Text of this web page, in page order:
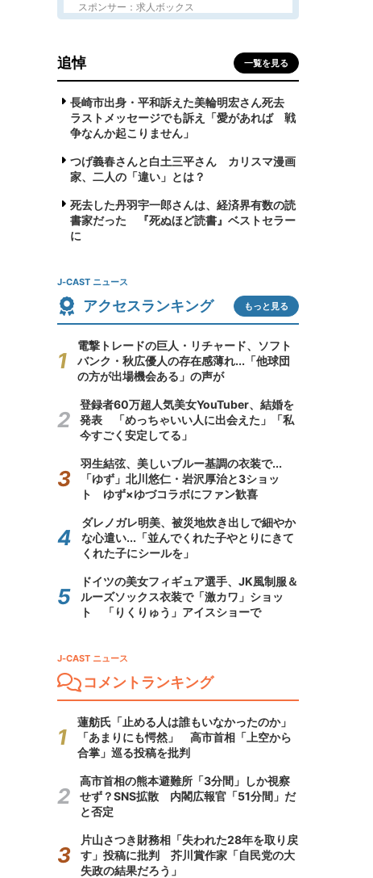
スポンサー：求人ボックス
追悼 一覧を見る
長崎市出身・平和訴えた美輪明宏さん死去
ラストメッセージでも訴え「愛があれば 戦
争なんか起こりません」
つげ義春さんと白土三平さん カリスマ漫画
家、二人の「違い」とは？
死去した丹羽宇一郎さんは、経済界有数の読
書家だった 『死ぬほど読書』ベストセラー
に
J-CAST ニュース
アクセスランキング もっと見る
電撃トレードの巨人・リチャード、ソフト
バンク・秋広優人の存在感薄れ...「他球団
の方が出場機会ある」の声が
登録者60万超人気美女YouTuber、結婚を
発表 「めっちゃいい人に出会えた」「私
今すごく安定してる」
羽生結弦、美しいブルー基調の衣装で...
「ゆず」北川悠仁・岩沢厚治と3ショッ
ト ゆず×ゆづコラボにファン歓喜
ダレノガレ明美、被災地炊き出しで細やか
な心遣い...「並んでくれた子やとりにきて
くれた子にシールを」
ドイツの美女フィギュア選手、JK風制服＆
ルーズソックス衣装で「激カワ」ショッ
ト 「りくりゅう」アイスショーで
J-CAST ニュース
コメントランキング
蓮舫氏「止める人は誰もいなかったのか」
「あまりにも愕然」 高市首相「上空から
合掌」巡る投稿を批判
高市首相の熊本避難所「3分間」しか視察
せず？SNS拡散 内閣広報官「51分間」だ
と否定
片山さつき財務相「失われた28年を取り戻
す」投稿に批判 芥川賞作家「自民党の大
失政の結果だろう」